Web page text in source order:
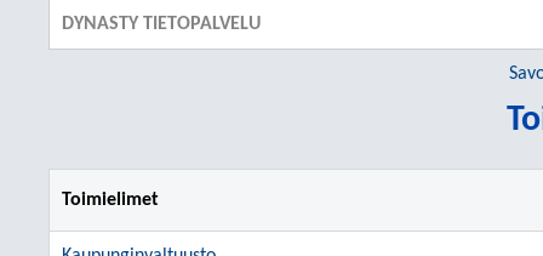
DYNASTY TIETOPALVELU
Toimielimet